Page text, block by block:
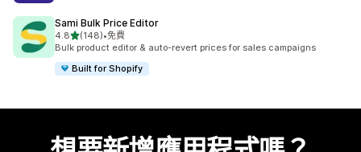
Sami Bulk Price Editor
4.8滿分 5 顆星
(148)
共有 148 則評價
•免費
Bulk product editor & auto-revert prices for sales campaigns
Built for Shopify